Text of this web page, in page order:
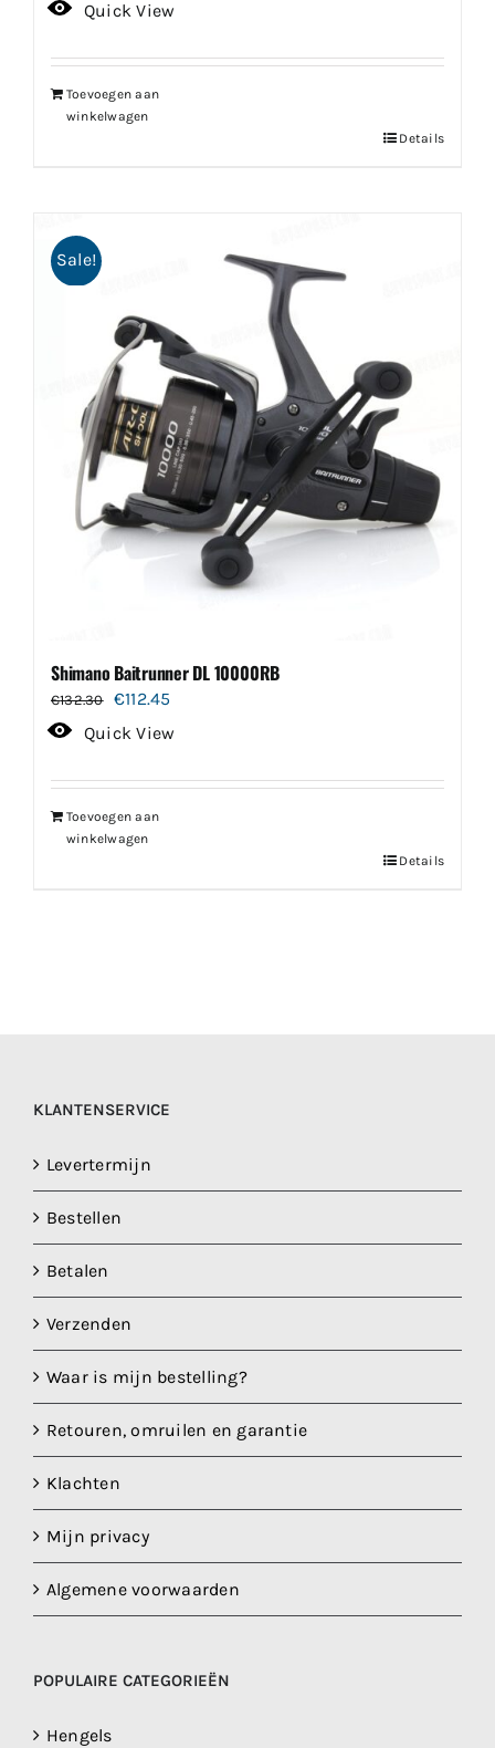
prijs
€169.99.
prijs
€152.99.
Quick View
Toevoegen aan
winkelwagen
Details
Sale!
Shimano Baitrunner DL 10000RB
€132.30
Oorspronkelijke
prijs
€132.30.
€112.45
prijs
€112.45.
Quick View
Toevoegen aan
winkelwagen
Details
KLANTENSERVICE
Levertermijn
Bestellen
Betalen
Verzenden
Waar is mijn bestelling?
Retouren, omruilen en garantie
Klachten
Mijn privacy
Algemene voorwaarden
POPULAIRE CATEGORIEËN
Hengels